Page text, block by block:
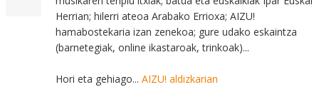
Herrian; hilerri ateoa Arabako Errioxa; AIZU!
hamabostekaria izan zenekoa; gure udako eskaintza
(barnetegiak, online ikastaroak, trinkoak)...
Hori eta gehiago... AIZU! aldizkarian